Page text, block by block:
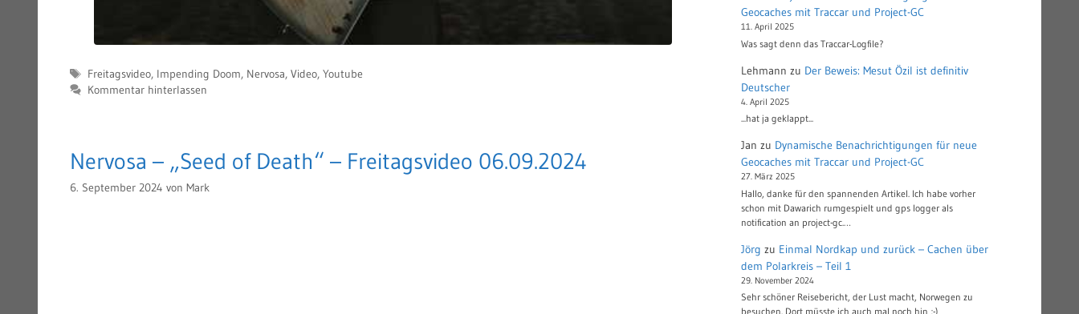
Schlagwörter
Freitagsvideo, Impending Doom, Nervosa, Video, Youtube
Kommentar hinterlassen
Nervosa – „Seed of Death“ – Freitagsvideo 06.09.2024
6. September 2024 von Mark
Geocaches mit Traccar und Project-GC
11. April 2025
Was sagt denn das Traccar-Logfile?
Lehmann zu Der Beweis: Mesut Özil ist definitiv
Deutscher
4. April 2025
...hat ja geklappt...
Jan zu Dynamische Benachrichtigungen für neue
Geocaches mit Traccar und Project-GC
27. März 2025
Hallo, danke für den spannenden Artikel. Ich habe vorher
schon mit Dawarich rumgespielt und gps logger als
notification an project-gc.…
Jörg zu Einmal Nordkap und zurück – Cachen über
dem Polarkreis – Teil 1
29. November 2024
Sehr schöner Reisebericht, der Lust macht, Norwegen zu
besuchen. Dort müsste ich auch mal noch hin ;-)